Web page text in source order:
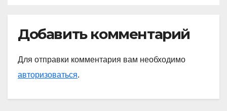
Добавить комментарий
Для отправки комментария вам необходимо
авторизоваться.